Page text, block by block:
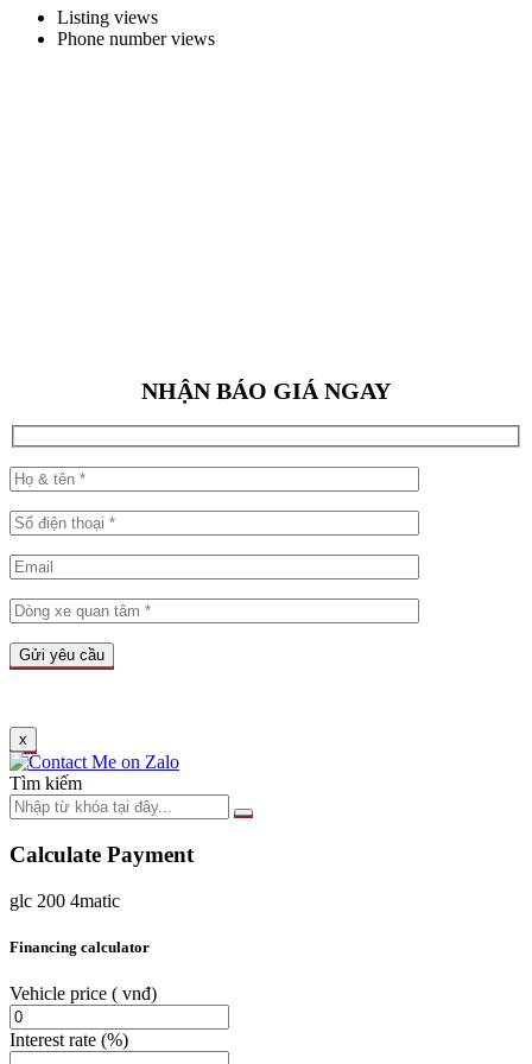
Listing views
Phone number views
NHẬN BÁO GIÁ NGAY
x
Tìm kiếm
Calculate Payment
glc 200 4matic
Financing calculator
Vehicle price ( vnđ)
Interest rate (%)